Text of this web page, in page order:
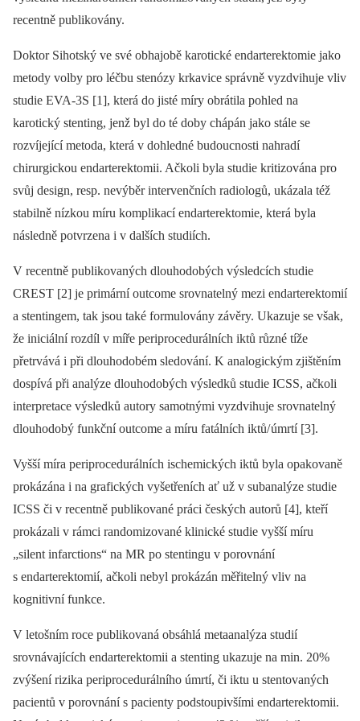
recentně publikovány.
Doktor Sihotský ve své obhajobě karotické endarterektomie jako
metody volby pro léčbu stenózy krkavice správně vyzdvihuje vliv
studie EVA-3S [1], která do jisté míry obrátila pohled na
karotický stenting, jenž byl do té doby chápán jako stále se
rozvíjející metoda, která v dohledné budoucnosti nahradí
chirurgickou endarterektomii. Ačkoli byla studie kritizována pro
svůj design, resp. nevýběr intervenčních radiologů, ukázala též
stabilně nízkou míru komplikací endarterektomie, která byla
následně potvrzena i v dalších studiích.
V recentně publikovaných dlouhodobých výsledcích studie
CREST [2] je primární outcome srovnatelný mezi endarterektomií
a stentingem, tak jsou také formulovány závěry. Ukazuje se však,
že iniciální rozdíl v míře periprocedurálních iktů různé tíže
přetrvává i při dlouhodobém sledování. K analogickým zjištěním
dospívá při analýze dlouhodobých výsledků studie ICSS, ačkoli
interpretace výsledků autory samotnými vyzdvihuje srovnatelný
dlouhodobý funkční outcome a míru fatálních iktů/ úmrtí [3].
Vyšší míra periprocedurálních ischemických iktů byla opakovaně
prokázána i na grafických vyšetřeních ať už v subanalýze studie
ICSS či v recentně publikované práci českých autorů [4], kteří
prokázali v rámci randomizované klinické studie vyšší míru
„silent infarctions“ na MR po stentingu v porovnání
s endarterektomií, ačkoli nebyl prokázán měřitelný vliv na
kognitivní funkce.
V letošním roce publikovaná obsáhlá metaanalýza studií
srovnávajících endarterektomii a stenting ukazuje na min. 20%
zvýšení rizika periprocedurálního úmrtí, či iktu u stentovaných
pacientů v porovnání s pacienty podstoupivšími endarterektomii.